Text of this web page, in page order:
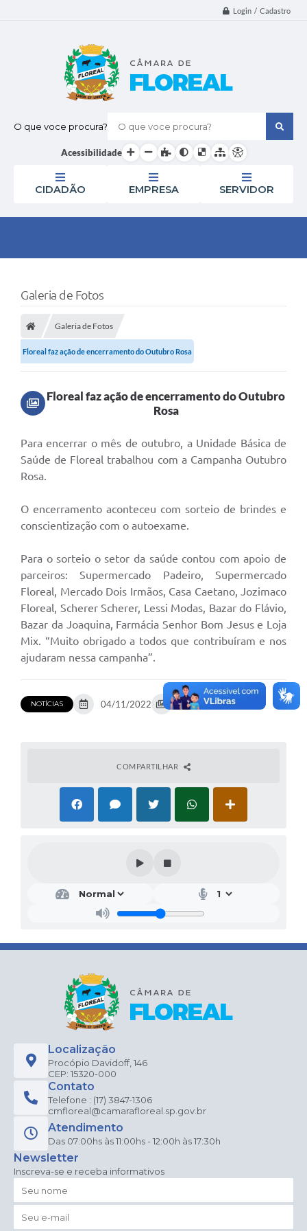
Login / Cadastro
O que voce procura?
Acessibilidade
CIDADÃO EMPRESA SERVIDOR
Galeria de Fotos
Galeria de Fotos
Floreal faz ação de encerramento do Outubro Rosa
Floreal faz ação de encerramento do Outubro
Rosa
Para encerrar o mês de outubro, a Unidade Básica de
Saúde de Floreal trabalhou com a Campanha Outubro
Rosa.
O encerramento aconteceu com sorteio de brindes e
conscientização com o autoexame.
Para o sorteio o setor da saúde contou com apoio de
parceiros: Supermercado Padeiro, Supermercado
Floreal, Mercado Dois Irmãos, Casa Caetano, Jozimaco
Floreal, Scherer Scherer, Lessi Modas, Bazar do Flávio,
Bazar da Joaquina, Farmácia Senhor Bom Jesus e Loja
Mix. “Muito obrigado a todos que contribuíram e nos
ajudaram nessa campanha”.
NOTÍCIAS 04/11/2022 6 fotos
COMPARTILHAR
Localização
Procópio Davidoff, 146
CEP: 15320-000
Contato
Telefone : (17) 3847-1306
cmfloreal@camarafloreal.sp.gov.br
Atendimento
Das 07:00hs às 11:00hs - 12:00h às 17:30h
Newsletter
Inscreva-se e receba informativos